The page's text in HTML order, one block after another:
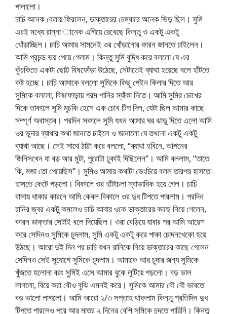
পালালো।
চাচি অনেক বেলায় ফিরলেন, ডাক্তারের চেম্বারে অনেক ভিড় ছিল। সুমি
এরই মধ্যে রান্না ানেক এগিয়ে রেখেছে কিন্তু ও একটু একটু
খোঁড়াচ্ছিল। চাচি আমার সামনেই ওর খোঁড়ানোর কারন জানতে চাইলেন।
আমি প্রচন্ড ভয় পেয়ে গেলাম। কিন্তু সুমি বুদ্ধি করে বললো যে এর
কুঁচকিতে একটা ছোট্ট বিষফোঁড়া উঠেছে, সেটাতেই ব্যাথা হয়েছে বলে হাঁটতে
কষ্ট হচ্ছে। চাচি আমাকে বললো সুমিকে কিছু পেইন কিলার দিতে আর
সুমিকে বললো, বিষফোড়ায় গরম পানির স্যাঁকা দিতে। আমি সুমির চোখের
দিকে তাকালে সুমি মুচকি হেসে এক চোখ টিপ দিল, যেটা ছিল আমার কাছে
সম্পূর্ণ অবাস্তব। পরদিন সকালে সুমি যখন আমার ঘর ঝাড়ু দিতে এলো আমি
ওর ভুদার ব্যাথার কথা জানতে চাইলে ও জানালো যে তখনো একটু একটু
ব্যাথা আছে। সেই সাথে ঠাট্টা করে বললো, “ব্যাথা হবিনে, আপনের
জিনিসখেন যা বড় আর মুটা, পুরোটা ঢুকাই দিছিলেন”। আমি বললাম, “তাতে
কি, মজা তো পেয়েছিস”। সুমিও আমার কথাটা ভেংচিয়ে বলল তারপর হাসতে
হাসতে কেটে পড়লো। বিকালে ওর হাঁটাচলা স্বাভাবিক হয়ে গেল। চাচি
বাসায় থাকার কারনে আমি কেবল বিকালে ওর দুধ টিপতে পারলাম। পরদিন
রানির জ্বর একটু কমলেও চাচি আবার ওকে ডাক্তারের কাছে নিয়ে গেলেন,
কারন ডাক্তার সেটাই বলে দিয়েছিল। ওরা বেড়িয়ে যাবার পর আমি আয়েশ
করে সেদিনও সুমিকে চুদলাম, সুমি একটু একটু করে পাকা চোদনখেকো হয়ে
উঠছে। আরো দুই দিন পর চাচি যখন রানিকে নিয়ে ডাক্তারের কাছে গেলেন
সেদিনও সেই সুযোগে সুমিকে চুদলাম। আমাকে আর চুদার জন্য সুমিকে
খুঁজতে হলোনা বরং সুমিই এসে আমার বুকে লুটিয়ে পড়লো। বড় ভাল
লাগলো, বিয়ে করা বৌও বুঝি এমনই করে। সুমিকে আমার বৌ বৌ ভাবতে
বড় ভালো লাগলো। আমি আরো ২/৩ সপ্তাহ থাকলাম কিন্তু প্রতিদিন দুধ
টিপতে পারলেও পরে আর মাত্র ২ দিনের বেশি সুমিকে চুদতে পারিনি। কিন্তু